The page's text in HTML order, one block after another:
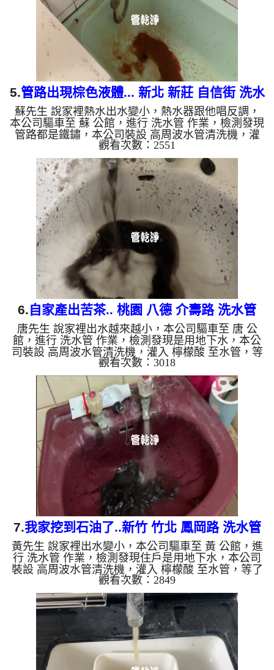
是因為水龍頭合金的養化造成...
5.管路出現棕色液體... 新北 新莊 自信街 洗水
管
蘇先生 說家裡熱水出水變小，熱水器跟他唱反調，
本公司驅車至 蘇 公館，進行 洗水管 作業，檢測發現
管路都是鐵鏽，本公司裝設 高周波水管清洗機，灌
入 檸檬酸 至水管，等了約15分，開啟 水管清洗機 ，
啟動 螺旋波 模式，一洗就流出棕色鏽水，二個多小
時後，出水量恢復了。 如是自來水，如水管老化，
會產生鐵鏽跟泥沙堆積，洗出來的水就會是咖啡色，
地下水含有氧化錳，管壁上會結成黑色管垢，洗出來
的水會跟石油一樣黑，有些洗出綠色的水，是因為裡
面有銅的物質，生鏽產生銅綠，如是藍色的水，是因
為水龍頭合金的養化...
觀看次數：2551
6.自家產出苦茶.. 桃園 八德 介壽路 洗水管
唐先生 說家裡出水越來越小，本公司驅車至 唐 公
館，進行 洗水管 作業，檢測發現是用地下水，本公
司裝設 高周波水管清洗機，灌入 檸檬酸 至水管，等
了約15分，開啟 水管清洗機 ，啟動 螺旋波 模式，一
洗就流出黑水，看起來像是苦茶，四個多小時後，出
水量恢復正常了。 如是自來水，如水管老化，會產
生鐵鏽跟泥沙堆積，洗出來的水就會是咖啡色，地下
水含有氧化錳，管壁上會結成黑色管垢，洗出來的水
會跟石油一樣黑，有些洗出綠色的水，是因為裡面有
銅的物質，生鏽產生銅綠，如是藍色的水，是因為水
龍頭合金的養化造成...
觀看次數：3018
7.我家挖到石油了..新竹 竹北 鳳岡路 洗水管
黃先生 說家裡出水變小，本公司驅車至 黃 公館，進
行 洗水管 作業，檢測發現住戶是用地下水，本公司
裝設 高周波水管清洗機，灌入 檸檬酸 至水管，等了
約15分，開啟 水管清洗機 ，啟動 螺旋波 模式，一洗
就流出黑水，看起來像是石油，四個多小時後，出水
量恢復正常了。 如是自來水，如水管老化，會產生
鐵鏽跟泥沙堆積，洗出來的水就會是咖啡色，地下水
含有氧化錳，管壁上會結成黑色管垢，洗出來的水會
跟石油一樣黑，有些洗出綠色的水，是因為裡面有銅
的物質，生鏽產生銅綠，如是藍色的水，是因為水龍
頭合金的養化造成...
觀看次數：2849